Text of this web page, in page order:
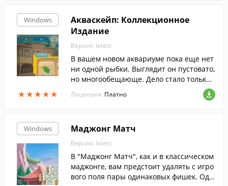
Windows
★★★★★
★★★★★
Акваскейп: Коллекционное
Издание
Версия: latest
В вашем новом аквариуме пока еще нет
ни одной рыбки. Выглядит он пустовато,
но многообещающе. Дело стало только
за вашей фантазией и полнотой кошель
ка. Чтобы заработать деньги на покупку
батывайте звезды и переходите на след
ующие уровни - там для вас припасены
новые питомцы и предметы декора. Воп
лощайте свои дизайнерские идеи и нас
лаждайтесь красотой подводного мира!
Лицензия: Платно
Windows Маджонг Матч
Версия: latest
В "Маджонг Матч", как и в классическом
маджонге, вам предстоит удалять с игро
вого поля пары одинаковых фишек. Одн